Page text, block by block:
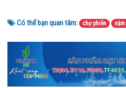
Có thể bạn quan tâm: chợ phiên